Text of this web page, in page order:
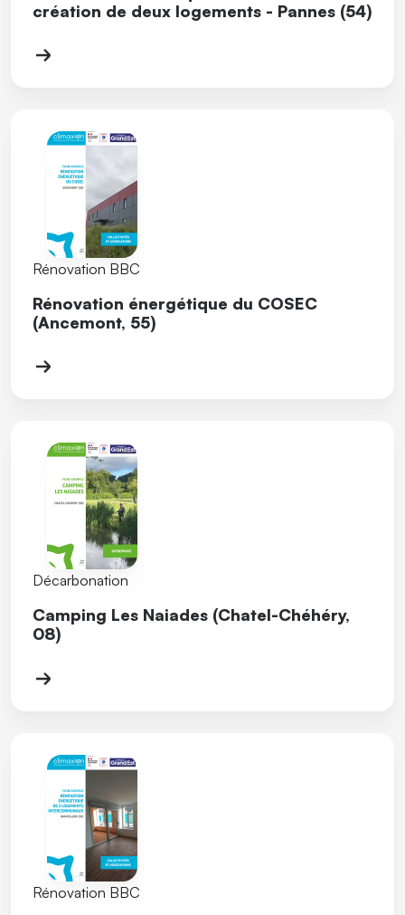
création de deux logements - Pannes (54)
Rénovation BBC
Rénovation énergétique du COSEC
(Ancemont, 55)
Décarbonation
Camping Les Naiades (Chatel-Chéhéry,
08)
Rénovation BBC